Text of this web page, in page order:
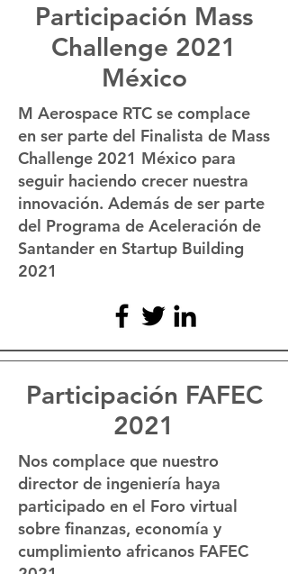
Participación Mass
Challenge 2021
México
M Aerospace RTC se complace
en ser parte del Finalista de Mass
Challenge 2021 México para
seguir haciendo crecer nuestra
innovación. Además de ser parte
del Programa de Aceleración de
Santander en Startup Building
2021
Participación FAFEC
2021
Nos complace que nuestro
director de ingeniería haya
participado en el Foro virtual
sobre finanzas, economía y
cumplimiento africanos FAFEC